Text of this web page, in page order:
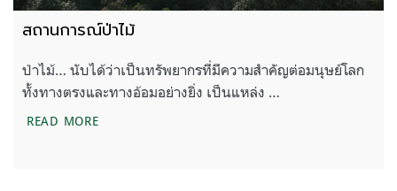
สถานการณ์ป่าไม้
ป่าไม้… นับได้ว่าเป็นทรัพยากรที่มีความสำคัญต่อมนุษย์โลก
ทั้งทางตรงและทางอ้อมอย่างยิ่ง เป็นแหล่ง …
READ MOREสถานการณ์ป่าไม้